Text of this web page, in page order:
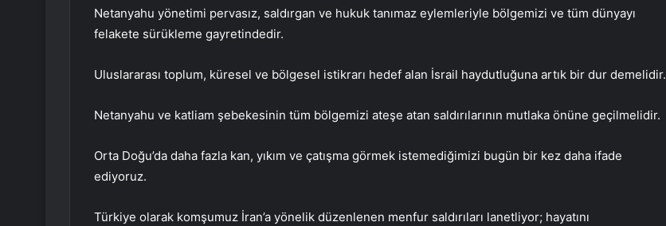
Netanyahu yönetimi pervasız, saldırgan ve hukuk tanımaz eylemleriyle bölgemizi ve tüm dünyayı
felakete sürükleme gayretindedir.
Uluslararası toplum, küresel ve bölgesel istikrarı hedef alan İsrail haydutluğuna artık bir dur demelidir.
Netanyahu ve katliam şebekesinin tüm bölgemizi ateşe atan saldırılarının mutlaka önüne geçilmelidir.
Orta Doğu’da daha fazla kan, yıkım ve çatışma görmek istemediğimizi bugün bir kez daha ifade
ediyoruz.
Türkiye olarak komşumuz İran’a yönelik düzenlenen menfur saldırıları lanetliyor; hayatını